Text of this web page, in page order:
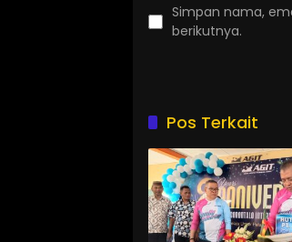
Simpan nama,
berikutnya.
Pos Terkait